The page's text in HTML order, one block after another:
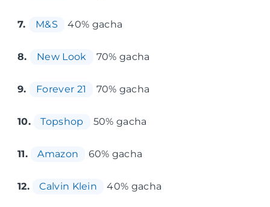
7. M&S 40% gacha
8. New Look 70% gacha
9. Forever 21 70% gacha
10. Topshop 50% gacha
11. Amazon 60% gacha
12. Calvin Klein 40% gacha